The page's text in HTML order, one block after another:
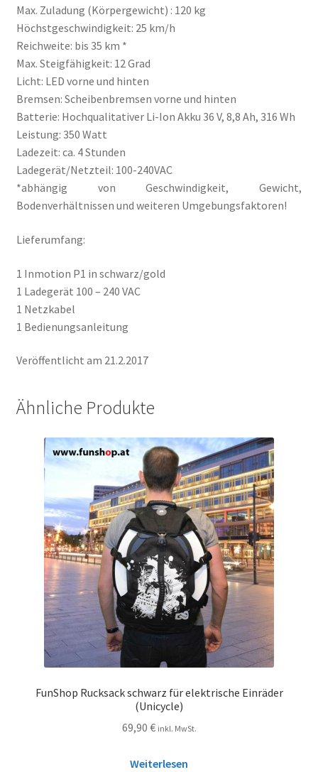
Max. Zuladung (Körpergewicht) : 120 kg
Höchstgeschwindigkeit: 25 km/h
Reichweite: bis 35 km *
Max. Steigfähigkeit: 12 Grad
Licht: LED vorne und hinten
Bremsen: Scheibenbremsen vorne und hinten
Batterie: Hochqualitativer Li-Ion Akku 36 V, 8,8 Ah, 316 Wh
Leistung: 350 Watt
Ladezeit: ca. 4 Stunden
Ladegerät/Netzteil: 100-240VAC
*abhängig von Geschwindigkeit, Gewicht,
Bodenverhältnissen und weiteren Umgebungsfaktoren!
Lieferumfang:
1 Inmotion P1 in schwarz/gold
1 Ladegerät 100 – 240 VAC
1 Netzkabel
1 Bedienungsanleitung
Veröffentlicht am 21.2.2017
Ähnliche Produkte
FunShop Rucksack schwarz für elektrische Einräder
(Unicycle)
69,90 € inkl. MwSt.
Weiterlesen